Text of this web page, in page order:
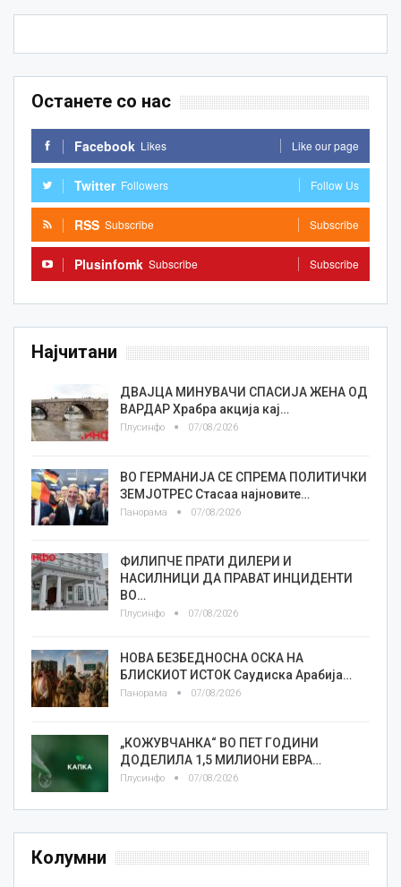
Останете со нас
Facebook Likes Like our page
Twitter Followers Follow Us
RSS Subscribe Subscribe
Plusinfomk Subscribe Subscribe
Најчитани
ДВАЈЦА МИНУВАЧИ СПАСИЈА ЖЕНА ОД
ВАРДАР Храбра акција кај…
Плусинфо 07/08/2026
ВО ГЕРМАНИЈА СЕ СПРЕМА ПОЛИТИЧКИ
ЗЕМЈОТРЕС Стасаа најновите…
Панорама 07/08/2026
ФИЛИПЧЕ ПРАТИ ДИЛЕРИ И
НАСИЛНИЦИ ДА ПРАВАТ ИНЦИДЕНТИ
ВО…
Плусинфо 07/08/2026
НОВА БЕЗБЕДНОСНА ОСКА НА
БЛИСКИОТ ИСТОК Саудиска Арабија…
Панорама 07/08/2026
„КОЖУВЧАНКА“ ВО ПЕТ ГОДИНИ
ДОДЕЛИЛА 1,5 МИЛИОНИ ЕВРА…
Плусинфо 07/08/2026
Колумни